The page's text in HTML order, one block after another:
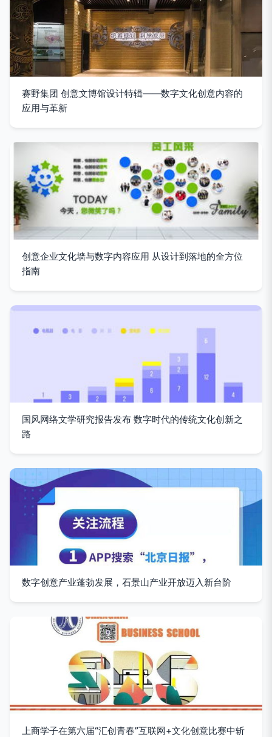
赛野集团 创意文博馆设计特辑——数字文化创意内容的
应用与革新
创意企业文化墙与数字内容应用 从设计到落地的全方位
指南
国风网络文学研究报告发布 数字时代的传统文化创新之
路
数字创意产业蓬勃发展，石景山产业开放迈入新台阶
上商学子在第六届“汇创青春”互联网+文化创意比赛中斩